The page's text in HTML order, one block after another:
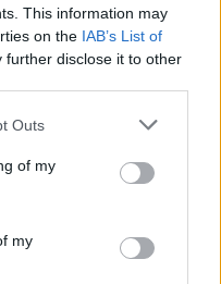
This information may
on the IAB’s List of
further disclose it to other
Outs
of my
my
a porral behurcolt
is növelni fogja
ma
világnapja